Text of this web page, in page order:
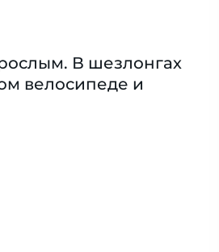
В шезлонгах
велосипеде и